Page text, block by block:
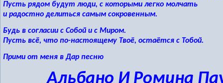
Пусть рядом будут люди, с которыми легко молчать
и радостно делиться самым сокровенным.
Будь в согласии с Собой и с Миром.
Пусть всё, что по-настоящему Твоё, остаётся с Тобой.
Прими от меня в Дар песню
Альбано И Ромина